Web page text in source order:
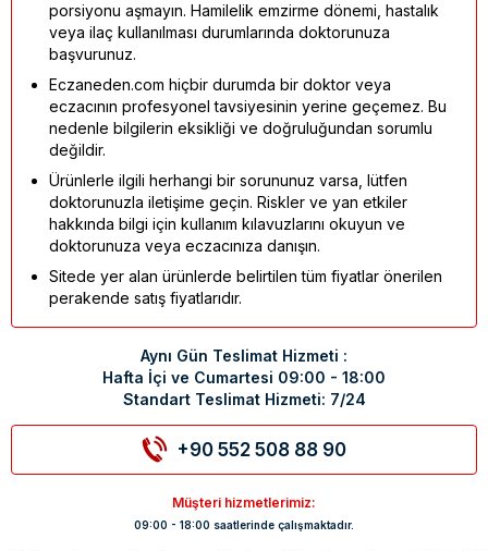
porsiyonu aşmayın. Hamilelik emzirme dönemi, hastalık
veya ilaç kullanılması durumlarında doktorunuza
başvurunuz.
Eczaneden.com hiçbir durumda bir doktor veya
eczacının profesyonel tavsiyesinin yerine geçemez. Bu
nedenle bilgilerin eksikliği ve doğruluğundan sorumlu
değildir.
Ürünlerle ilgili herhangi bir sorununuz varsa, lütfen
doktorunuzla iletişime geçin. Riskler ve yan etkiler
hakkında bilgi için kullanım kılavuzlarını okuyun ve
doktorunuza veya eczacınıza danışın.
Sitede yer alan ürünlerde belirtilen tüm fiyatlar önerilen
perakende satış fiyatlarıdır.
Aynı Gün Teslimat Hizmeti :
Hafta İçi ve Cumartesi 09:00 - 18:00
Standart Teslimat Hizmeti: 7/24
+90 552 508 88 90
Müşteri hizmetlerimiz:
09:00 - 18:00 saatlerinde çalışmaktadır.